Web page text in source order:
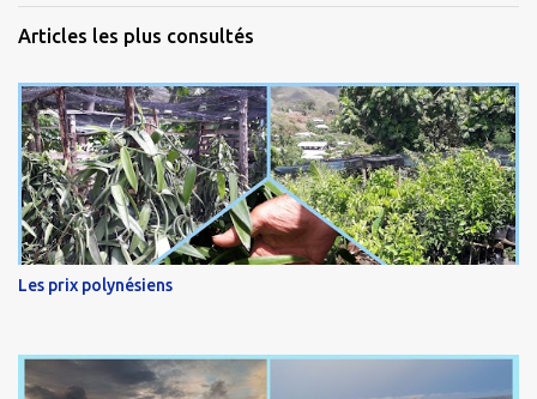
Articles les plus consultés
Les prix polynésiens